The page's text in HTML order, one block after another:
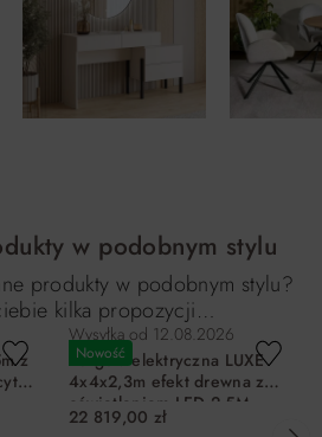
w podobnym stylu
produkty w podobnym stylu?
kilka propozycji…
z
Nowość
Wysyłka od 12.08.2026
Pergola elektryczna LUXE
4x4x2,3m efekt drewna z
oświetleniem LED 2,5M
Esti&Esta
22 819,00 zł